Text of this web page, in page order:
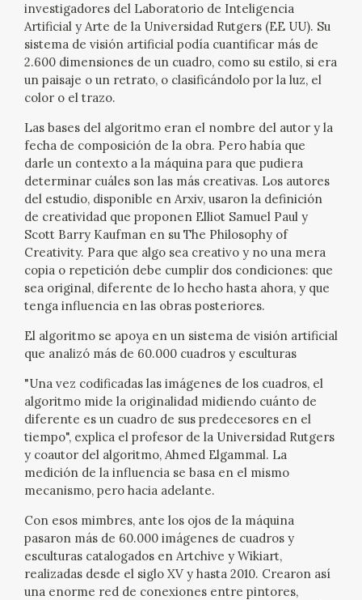
SALA DE PRENSA
BLOG CUADERNO ITALIANO
BIOGRAFÍA
CRONOLOGÍA
EL VIAJE DE GOYA
CATÁLOGO
GOYA EN EL MUNDO
GOYA EN ARAGÓN
PREMIO ARAGÓN GOYA
EDICIONES
TIENDA ONLINE
investigadores del Laboratorio de Inteligencia
Artificial y Arte de la Universidad Rutgers (EE UU). Su
sistema de visión artificial podía cuantificar más de
2.600 dimensiones de un cuadro, como su estilo, si era
un paisaje o un retrato, o clasificándolo por la luz, el
color o el trazo.
Las bases del algoritmo eran el nombre del autor y la
fecha de composición de la obra. Pero había que
darle un contexto a la máquina para que pudiera
determinar cuáles son las más creativas. Los autores
del estudio, disponible en Arxiv, usaron la definición
de creatividad que proponen Elliot Samuel Paul y
Scott Barry Kaufman en su The Philosophy of
Creativity. Para que algo sea creativo y no una mera
copia o repetición debe cumplir dos condiciones: que
sea original, diferente de lo hecho hasta ahora, y que
tenga influencia en las obras posteriores.
El algoritmo se apoya en un sistema de visión artificial
que analizó más de 60.000 cuadros y esculturas
"Una vez codificadas las imágenes de los cuadros, el
algoritmo mide la originalidad midiendo cuánto de
diferente es un cuadro de sus predecesores en el
tiempo", explica el profesor de la Universidad Rutgers
y coautor del algoritmo, Ahmed Elgammal. La
medición de la influencia se basa en el mismo
mecanismo, pero hacia adelante.
Con esos mimbres, ante los ojos de la máquina
pasaron más de 60.000 imágenes de cuadros y
esculturas catalogados en Artchive y Wikiart,
realizadas desde el siglo XV y hasta 2010. Crearon así
una enorme red de conexiones entre pintores,